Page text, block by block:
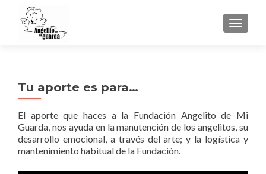
Tu aporte es para…
El aporte que haces a la Fundación Angelito de Mi
Guarda, nos ayuda en la manutención de los angelitos, su
desarrollo emocional, a través del arte; y la logística y
mantenimiento habitual de la Fundación.